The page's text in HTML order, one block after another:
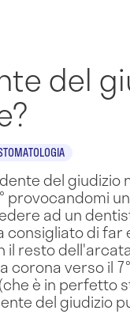
del
dente del
provocandomi
ad un
consigliato di far
il resto
corona verso il
è in perfetto
del giudizio